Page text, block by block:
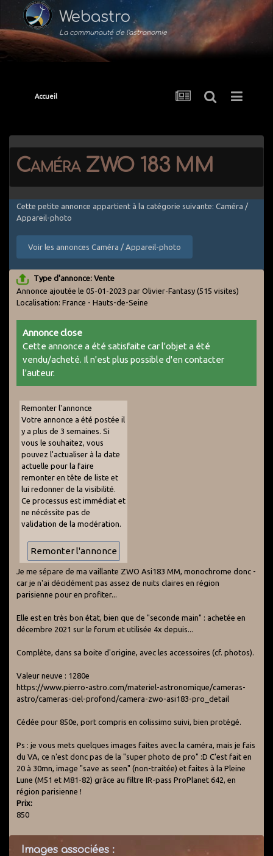
Webastro
La communauté de l'astronomie
Accueil
Caméra ZWO 183 MM
Cette petite annonce appartient à la catégorie suivante: Caméra /
Appareil-photo
Voir les annonces Caméra / Appareil-photo
Type d'annonce: Vente
Annonce ajoutée le 05-01-2023 par Olivier-Fantasy (515 visites)
Localisation: France - Hauts-de-Seine
Annonce close
Cette annonce a été satisfaite car l'objet a été
vendu/acheté. Il n'est plus possible d'en contacter
l'auteur.
Remonter l'annonce
Votre annonce a été postée il
y a plus de 3 semaines. Si
vous le souhaitez, vous
pouvez l'actualiser à la date
actuelle pour la faire
remonter en tête de liste et
lui redonner de la visibilité.
Ce processus est immédiat et
ne nécéssite pas de
validation de la modération.
Je me sépare de ma vaillante ZWO Asi183 MM, monochrome donc -
car je n'ai décidément pas assez de nuits claires en région
parisienne pour en profiter...
Elle est en très bon état, bien que de "seconde main" : achetée en
décembre 2021 sur le forum et utilisée 4x depuis...
Complète, dans sa boite d'origine, avec les accessoires (cf. photos).
Valeur neuve : 1280e
https://www.pierro-astro.com/materiel-astronomique/cameras-
astro/cameras-ciel-profond/camera-zwo-asi183-pro_detail
Cédée pour 850e, port compris en colissimo suivi, bien protégé.
Ps : je vous mets quelques images faites avec la caméra, mais je fais
du VA, ce n'est donc pas de la "super photo de pro" :D C'est fait en
20 à 30mn, image "save as seen" (non-traitée) et faites à la Pleine
Lune (M51 et M81-82) grâce au filtre IR-pass ProPlanet 642, en
région parisienne !
Prix:
850
Images associées :